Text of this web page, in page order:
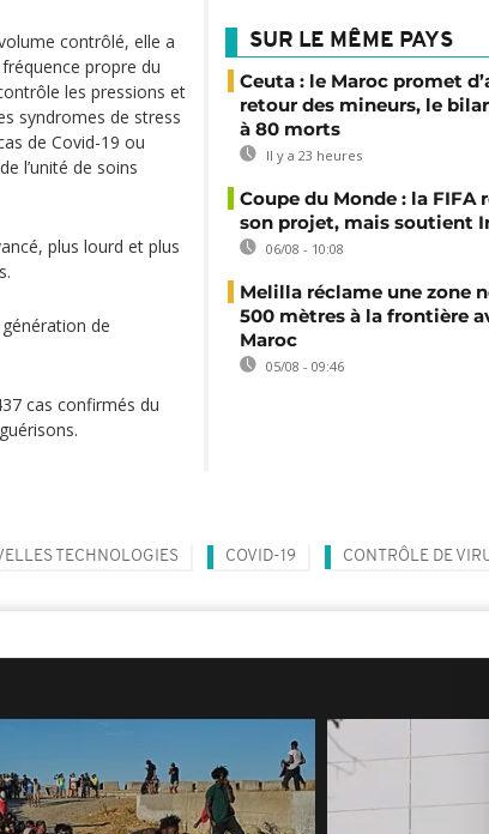
contrôlé, elle a
propre du
les pressions et
syndromes de stress
de Covid-19 ou
l’unité de soins
plus lourd et plus
de
cas confirmés du
SUR LE MÊME PAYS
Ceuta : le Maroc promet
retour des mineurs, le
à 80 morts
Il y a 23 heures
Coupe du Monde : la FIFA
son projet, mais soutient
06/08 - 10:08
Melilla réclame une zone
500 mètres à la frontière
Maroc
05/08 - 09:46
TECHNOLOGIES COVID-19 CONTRÔLE DE